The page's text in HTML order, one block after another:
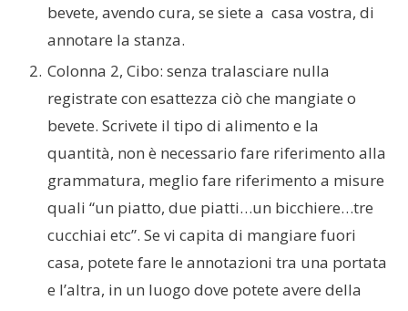
bevete, avendo cura, se siete a casa vostra, di
annotare la stanza.
Colonna 2, Cibo: senza tralasciare nulla
registrate con esattezza ciò che mangiate o
bevete. Scrivete il tipo di alimento e la
quantità, non è necessario fare riferimento alla
grammatura, meglio fare riferimento a misure
quali “un piatto, due piatti…un bicchiere…tre
cucchiai etc”. Se vi capita di mangiare fuori
casa, potete fare le annotazioni tra una portata
e l’altra, in un luogo dove potete avere della